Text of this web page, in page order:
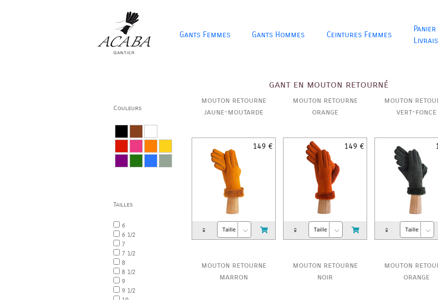
Gants Femmes Gants Hommes Ceintures Femmes
gant en mouton retourné
Couleurs
Tailles
6
6 1/2
7
7 1/2
8
8 1/2
9
9 1/2
mouton retourne
jaune-moutarde
149 €
♀
mouton retourne
orange
149 €
♀
mouton
vert-fonce
♀
mouton retourne
marron
mouton retourne
noir
mouton
orange